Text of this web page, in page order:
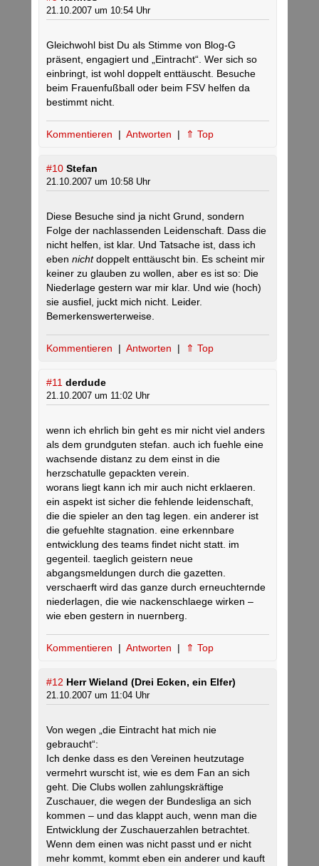
21.10.2007 um 10:54 Uhr
Gleichwohl bist Du als Stimme von Blog-G
präsent, engagiert und „Eintracht“. Wer sich so
einbringt, ist wohl doppelt enttäuscht. Besuche
beim Frauenfußball oder beim FSV helfen da
bestimmt nicht.
Kommentieren | Antworten | ⇑ Top
#10 Stefan
21.10.2007 um 10:58 Uhr
Diese Besuche sind ja nicht Grund, sondern
Folge der nachlassenden Leidenschaft. Dass die
nicht helfen, ist klar. Und Tatsache ist, dass ich
eben nichtdoppelt enttäuscht bin. Es scheint mir
keiner zu glauben zu wollen, aber es ist so: Die
Niederlage gestern war mir klar. Und wie (hoch)
sie ausfiel, juckt mich nicht. Leider.
Bemerkenswerterweise.
Kommentieren | Antworten | ⇑ Top
#11 derdude
21.10.2007 um 11:02 Uhr
wenn ich ehrlich bin geht es mir nicht viel anders
als dem grundguten stefan. auch ich fuehle eine
wachsende distanz zu dem einst in die
herzschatulle gepackten verein.
worans liegt kann ich mir auch nicht erklaeren.
ein aspekt ist sicher die fehlende leidenschaft,
die die spieler an den tag legen. ein anderer ist
die gefuehlte stagnation. eine erkennbare
entwicklung des teams findet nicht statt. im
gegenteil. taeglich geistern neue
abgangsmeldungen durch die gazetten.
verschaerft wird das ganze durch erneuchternde
niederlagen, die wie nackenschlaege wirken –
wie eben gestern in nuernberg.
Kommentieren | Antworten | ⇑ Top
#12 Herr Wieland (Drei Ecken, ein Elfer)
21.10.2007 um 11:04 Uhr
Von wegen „die Eintracht hat mich nie
gebraucht“:
Ich denke dass es den Vereinen heutzutage
vermehrt wurscht ist, wie es dem Fan an sich
geht. Die Clubs wollen zahlungskräftige
Zuschauer, die wegen der Bundesliga an sich
kommen – und das klappt auch, wenn man die
Entwicklung der Zuschauerzahlen betrachtet.
Wenn dem einen was nicht passt und er nicht
mehr kommt, kommt eben ein anderer und kauft